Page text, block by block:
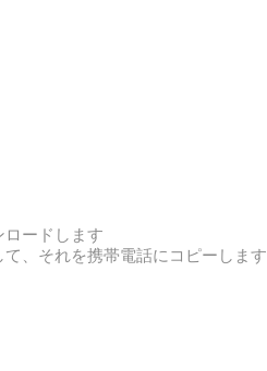
ロードします
、それを携帯電話にコピーします